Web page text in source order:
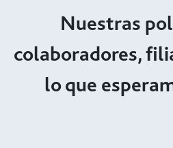
Nuestras
colaboradores,
lo que